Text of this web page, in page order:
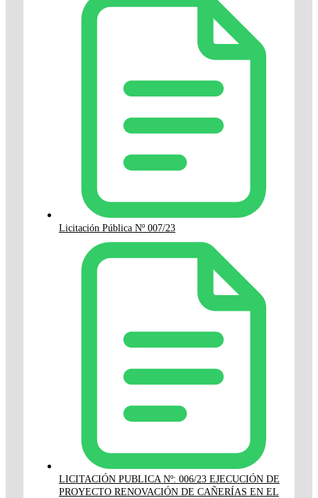
Licitación Pública Nº 007/23
LICITACIÓN PUBLICA Nº: 006/23 EJECUCIÓN DE
PROYECTO RENOVACIÓN DE CAÑERÍAS EN EL